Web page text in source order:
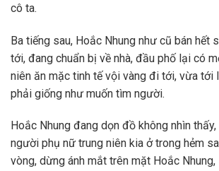
cô ta.
Ba tiếng sau, Hoắc Nhung như cũ bán hết
tới, đang chuẩn bị về nhà, đầu phố lại có
niên ăn mặc tinh tế vội vàng đi tới, vừa tới
phải giống như muốn tìm người.
Hoắc Nhung đang dọn đồ không nhìn
người phụ nữ trung niên kia ở trong hẻm
vòng, dừng ánh mắt trên mặt Hoắc